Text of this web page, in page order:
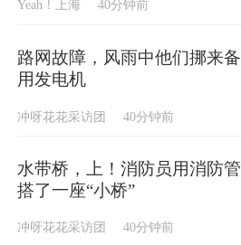
Yeah！上海 40分钟前
路网故障，风雨中他们挪来备
用发电机
冲呀花花采访团 40分钟前
水带桥，上！消防员用消防管
搭了一座“小桥”
冲呀花花采访团 40分钟前